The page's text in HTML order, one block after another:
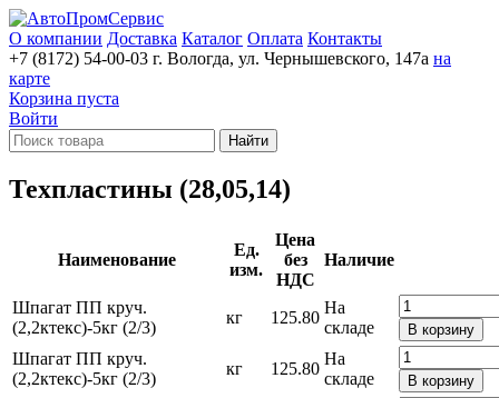
О компании Доставка Каталог Оплата Контакты
+7 (8172) 54-00-03 г. Вологда, ул. Чернышевского, 147а на
карте
Корзина пуста
Войти
Найти
Техпластины (28,05,14)
Наименование
Ед.
изм.
Цена
без
НДС
Наличие
Шпагат ПП круч.
(2,2ктекс)-5кг (2/3)
кг 125.80
На
складе
В корзину
Шпагат ПП круч.
(2,2ктекс)-5кг (2/3)
кг 125.80
На
складе
В корзину